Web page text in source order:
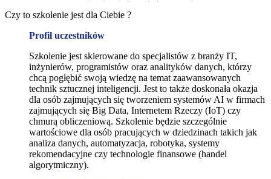
Czy to szkolenie jest dla Ciebie ?
Profil uczestników
Szkolenie jest skierowane do specjalistów z branży IT,
inżynierów, programistów oraz analityków danych, którzy
chcą pogłębić swoją wiedzę na temat zaawansowanych
technik sztucznej inteligencji. Jest to także doskonała okazja
dla osób zajmujących się tworzeniem systemów AI w firmach
zajmujących się Big Data, Internetem Rzeczy (IoT) czy
chmurą obliczeniową. Szkolenie będzie szczególnie
wartościowe dla osób pracujących w dziedzinach takich jak
analiza danych, automatyzacja, robotyka, systemy
rekomendacyjne czy technologie finansowe (handel
algorytmiczny).